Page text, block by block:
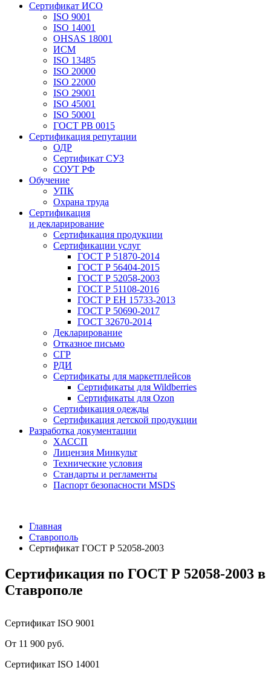
Сертификат ИСО
ISO 9001
ISO 14001
OHSAS 18001
ИСМ
ISO 13485
ISO 20000
ISO 22000
ISO 29001
ISO 45001
ISO 50001
ГОСТ РВ 0015
Сертификация репутации
ОДР
Сертификат СУЗ
СОУТ РФ
Обучение
УПК
Охрана труда
Сертификация
и декларирование
Сертификация продукции
Сертификации услуг
ГОСТ Р 51870-2014
ГОСТ Р 56404-2015
ГОСТ Р 52058-2003
ГОСТ Р 51108-2016
ГОСТ Р ЕН 15733-2013
ГОСТ Р 50690-2017
ГОСТ 32670-2014
Декларирование
Отказное письмо
СГР
РДИ
Сертификаты для маркетплейсов
Сертификаты для Wildberries
Сертификаты для Ozon
Сертификация одежды
Сертификация детской продукции
Разработка документации
ХАССП
Лицензия Минкульт
Технические условия
Стандарты и регламенты
Паспорт безопасности MSDS
Главная
Ставрополь
Сертификат ГОСТ Р 52058-2003
Сертификация по ГОСТ Р 52058-2003 в
Ставрополе
Сертификат ISO 9001
От 11 900 руб.
Сертификат ISO 14001